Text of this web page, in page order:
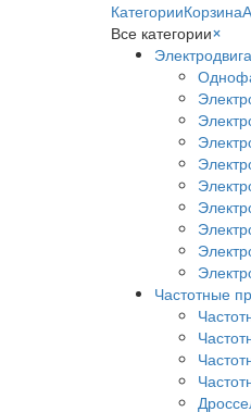
КатегорииКорзина
Все категории×
Частотные